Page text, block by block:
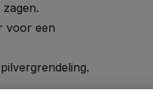
voor een